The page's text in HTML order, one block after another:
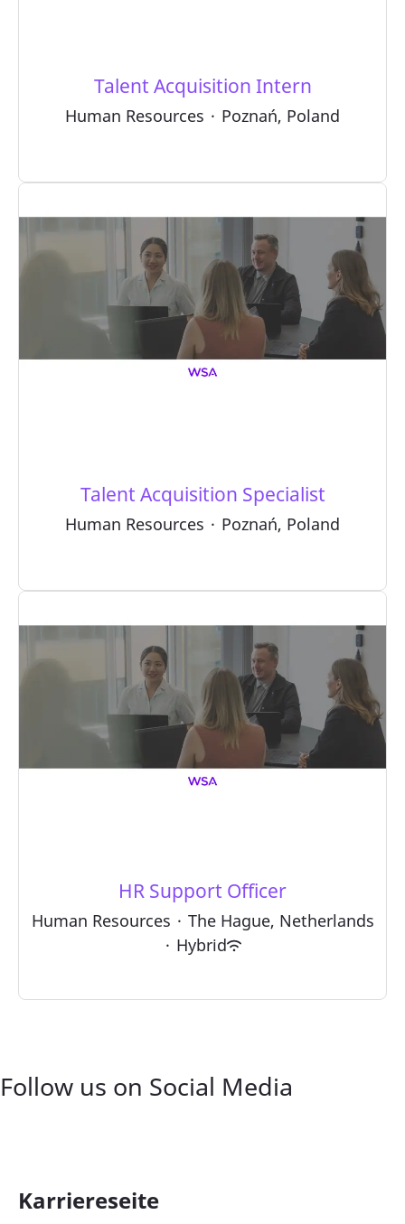
Talent Acquisition Intern
Human Resources · Poznań, Poland
Talent Acquisition Specialist
Human Resources · Poznań, Poland
HR Support Officer
Human Resources · The Hague, Netherlands
· Hybrid
Follow us on Social Media
Karriereseite